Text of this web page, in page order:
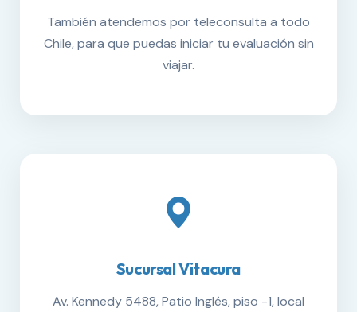
También atendemos por teleconsulta a todo
Chile, para que puedas iniciar tu evaluación sin
viajar.
Sucursal Vitacura
Av. Kennedy 5488, Patio Inglés, piso -1, local